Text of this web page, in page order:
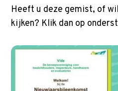
n
J
m
Heeft u deze gemist, of
kijken? Klik dan op